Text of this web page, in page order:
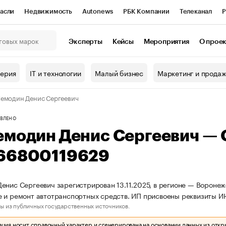
Недвижимость Autonews РБК Компании Телеканал
Проверка контрагентов
Эксперты Кейсы Мероприятия О
IT и технологии Малый бизнес Маркетинг и
Денис Сергеевич
Денис Сергеевич
Сергеевич зарегистрирован 13.11.2025, в регионе —
и ремонт автотранспортных средств. ИП присвоены
из публичных государственных источников.
носит справочный характер и сгенерирована на основании данных из